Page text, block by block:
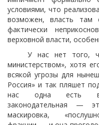
условиями, что
возможен, власть там
фактически
верховной власти,
У нас нет того,
министерством», хотя
всякой угрозы для
Россия» и так пляшет
нас одна есть
законодательная —
маскировка,